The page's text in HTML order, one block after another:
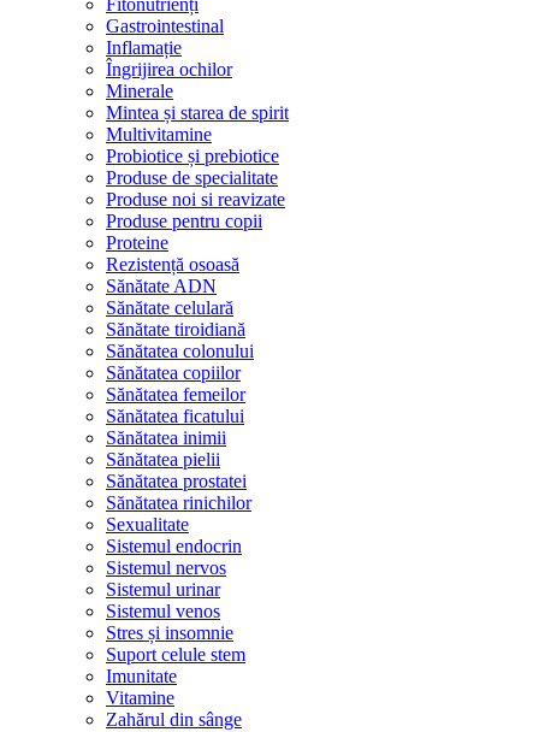
Fitonutrienți
Gastrointestinal
Inflamație
Îngrijirea ochilor
Minerale
Mintea și starea de spirit
Multivitamine
Probiotice și prebiotice
Produse de specialitate
Produse noi si reavizate
Produse pentru copii
Proteine
Rezistență osoasă
Sănătate ADN
Sănătate celulară
Sănătate tiroidiană
Sănătatea colonului
Sănătatea copiilor
Sănătatea femeilor
Sănătatea ficatului
Sănătatea inimii
Sănătatea pielii
Sănătatea prostatei
Sănătatea rinichilor
Sexualitate
Sistemul endocrin
Sistemul nervos
Sistemul urinar
Sistemul venos
Stres și insomnie
Suport celule stem
Imunitate
Vitamine
Zahărul din sânge